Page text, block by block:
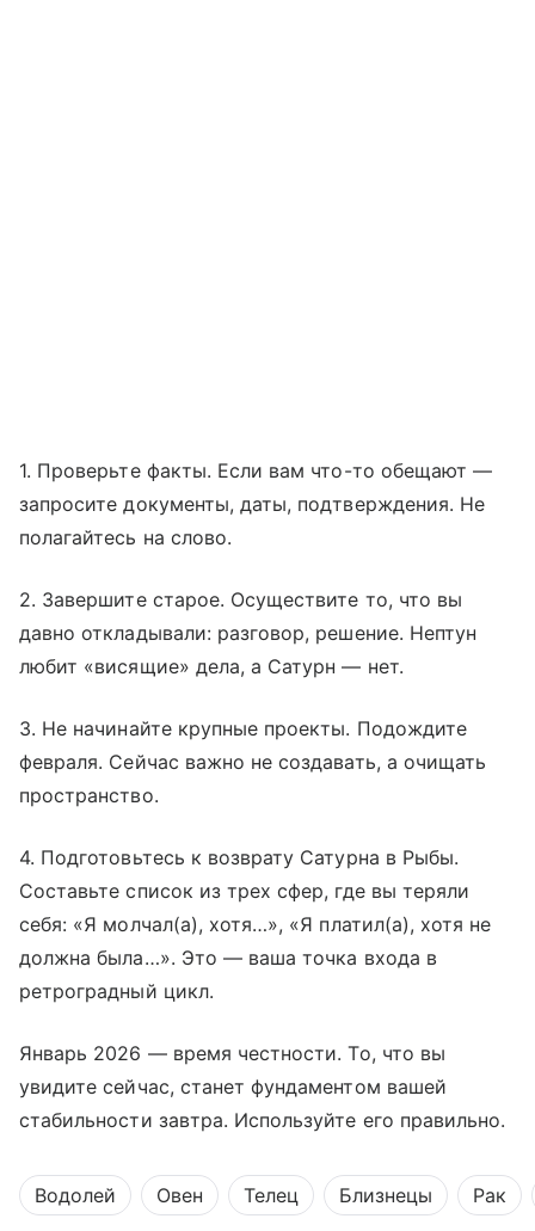
1. Проверьте факты. Если вам что-то обещают —
запросите документы, даты, подтверждения. Не
полагайтесь на слово.
2. Завершите старое. Осуществите то, что вы
давно откладывали: разговор, решение. Нептун
любит «висящие» дела, а Сатурн — нет.
3. Не начинайте крупные проекты. Подождите
февраля. Сейчас важно не создавать, а очищать
пространство.
4. Подготовьтесь к возврату Сатурна в Рыбы.
Составьте список из трех сфер, где вы теряли
себя: «Я молчал(а), хотя…», «Я платил(а), хотя не
должна была…». Это — ваша точка входа в
ретроградный цикл.
Январь 2026 — время честности. То, что вы
увидите сейчас, станет фундаментом вашей
стабильности завтра. Используйте его правильно.
Водолей Овен Телец Близнецы Рак